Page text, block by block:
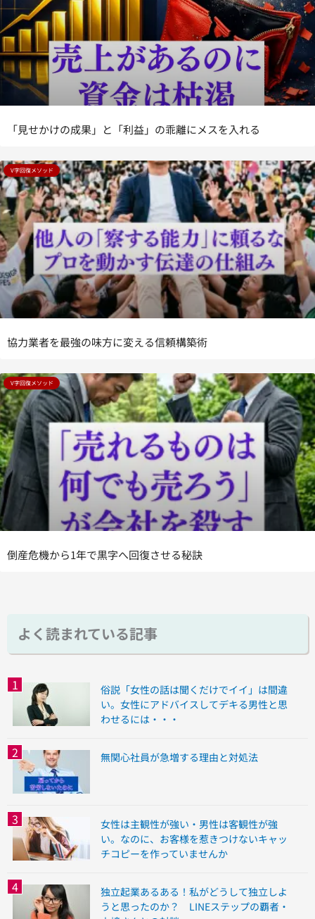
「見せかけの成果」と「利益」の乖離にメスを入れる
V字回復メソッド
協力業者を最強の味方に変える信頼構築術
V字回復メソッド
倒産危機から1年で黒字へ回復させる秘訣
よく読まれている記事
俗説「女性の話は聞くだけでイイ」は間違
い。女性にアドバイスしてデキる男性と思
わせるには・・・
無関心社員が急増する理由と対処法
女性は主観性が強い・男性は客観性が強
い。なのに、お客様を惹きつけないキャッ
チコピーを作っていませんか
独立起業あるある！私がどうして独立しよ
うと思ったのか？ LINEステップの覇者・